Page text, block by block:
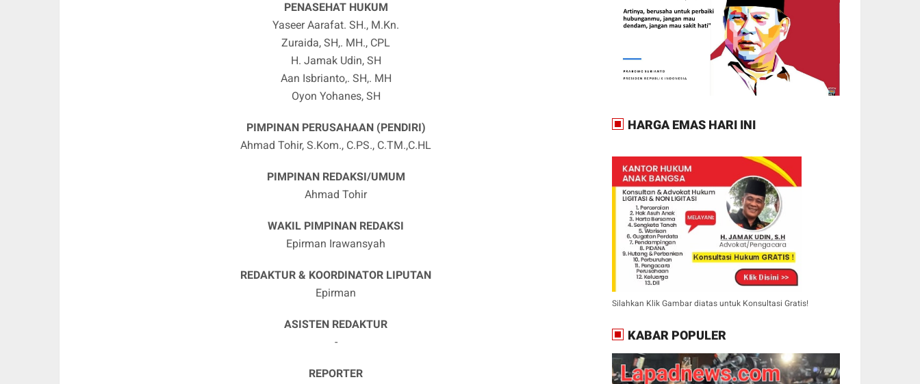
PENASEHAT HUKUM
Yaseer Aarafat. SH., M.Kn.
Zuraida, SH,. MH., CPL
H. Jamak Udin, SH
Aan Isbrianto,. SH,. MH
Oyon Yohanes, SH
PIMPINAN PERUSAHAAN (PENDIRI)
Ahmad Tohir, S.Kom., C.PS., C.TM.,C.HL
PIMPINAN REDAKSI/UMUM
Ahmad Tohir
WAKIL PIMPINAN REDAKSI
Epirman Irawansyah
REDAKTUR & KOORDINATOR LIPUTAN
Epirman
ASISTEN REDAKTUR
-
REPORTER
HARGA EMAS HARI INI
Silahkan Klik Gambar diatas untuk Konsultasi Gratis!
KABAR POPULER